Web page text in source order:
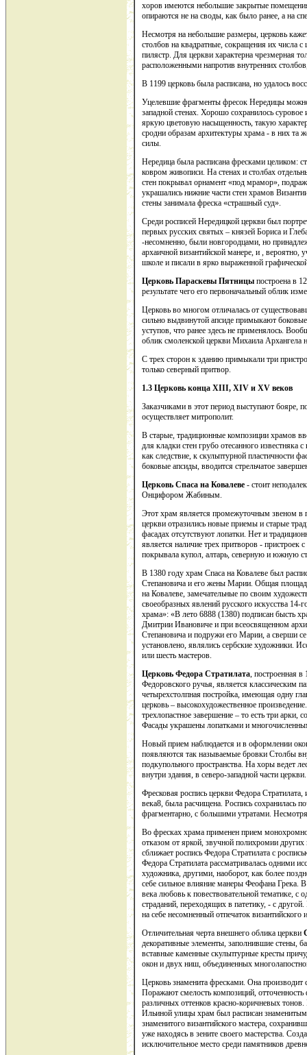
хоров имеются небольшие закрытые
опираются не на своды, как было ранее, а на
Несмотря на небольшие размеры, церковь
столбов на квадратные, сокращения их числа с
пилястр. Для церкви характерна чрезмерная
расположенными напротив внутренних
В 1199 церковь была расписана, но удалось
Уцелевшие фрагменты фресок Нередицы
западной стенах. Хорошо сохранилось
яркую цветовую насыщенность, такую
сродни образам архитектуры храма - в них та
силы.
Нередица была расписана фресками целиком:
ковром живописи. На стенах и столбах
стен покрывал орнамент «под мрамор»,
украшались нижние части стен храмов
стены занимала фреска «страшный суд».
Среди росписей Нередицкой церкви был
первых русских святых – князей Бориса и
-несомненно, были новгородцами, но
архаичной византийской манере, и , вероятно,
школе и писали в ярко выраженной
Церковь Параскевы Пятницы построена в
результате чего его первоначальный облик
Церковь во многом отличалась от
сильно выдвинутой апсиде примыкают
уступов, что ранее здесь не применялось.
облик смоленской церкви Михаила Архангела
С трех сторон к зданию примыкали три
только северный притвор.
1.3 Церковь конца XIII, XIV и XV веков
Заказчиками в этот период выступают бояре,
осуществляет митрополит.
В старые, традиционные композиции храмов
для кладки стен грубо отесанного
как следствие, к скульптурной пластичности
боковые апсиды, вводится стрельчатое
Церковь Спаса на Ковалеве - стоит
Онцифором Жабиным.
Этот храм является промежуточным звеном в
церкви отразились новые приемы и старые
фасадах отсутствуют лопатки. Нет и
является наличие трех притворов - пристроек
покрывала купол, алтарь, северную и южную
В 1380 году храм Спаса на Ковалеве был
Степановича и его жены Марии. Общая
на Ковалеве, замечательные по своим
своеобразных явлений русского искусства 14-
храма»: «В лето 6888 (1380) подписан бысть
Дмитрии Ивановиче и при всеосвященном
Степановича и подружи его Марии, а сверши
установлено, являлись сербские художники.
или шесть мастеров.
Церковь Федора Стратилата, построенная
Федоровского ручья, является классическим
четырехстолпная постройка, имеющая одну
церковь – высокохудожественное
трехлопастное завершение – то есть три
Фасады украшены лопатками и
Новый прием наблюдается и в оформлении
появляются так называемые бровки Столбы
подкупольного пространства. На хоры ведет
внутри здания, в северо-западной части
Фресковая роспись церкви Федора
века8, была расчищена. Роспись сохранилась
фрагментарно, с большими утратами.
Во фресках храма применен прием
отказом от яркой, звучной полихромии
сближает роспись Федора Стратилата с
Федора Стратилата рассматривалась одними
художника, другими, наоборот, как более
себе сильное влияние манеры Феофана Грека.
века любовь к повествовательной тематике, с
страданий, переходящих в патетику, - с
на себе несомненный отпечаток
Отличительная черта внешнего облика церкви
декоративные элементы, заполнившие стены,
вставные каменные скульптурные кресты
окон и двух ниш, объединенных
Церковь знаменита фресками. Она производит
Поражают смелость композиций,
различных оттенков красно-коричневых
Ильиной улицы храм был расписан
знаменитого византийского мастера,
уже находясь в зените своего мастерства.
исключительное место среди памятников